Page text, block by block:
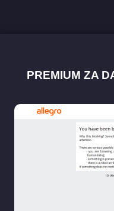
PREMIUM ZA